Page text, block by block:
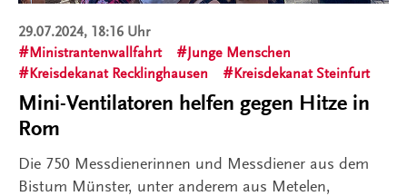
29.07.2024, 18:16 Uhr
Ministrantenwallfahrt
Junge Menschen
Kreisdekanat Recklinghausen
Kreisdekanat Steinfurt
Mini-Ventilatoren helfen gegen Hitze in
Rom
Die 750 Messdienerinnen und Messdiener aus dem
Bistum Münster, unter anderem aus Metelen,